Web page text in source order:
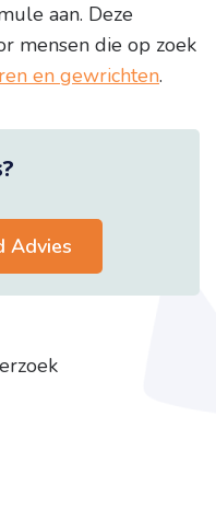
aan. Deze
mensen die op zoek
en gewrichten.
Advies